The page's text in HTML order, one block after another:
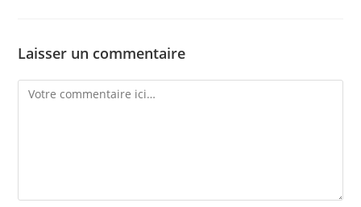
Laisser un commentaire